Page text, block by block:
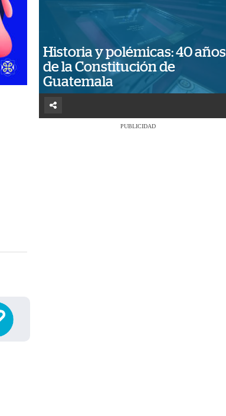
Historia y polémicas: 40 años
de la Constitución de
Guatemala
PUBLICIDAD